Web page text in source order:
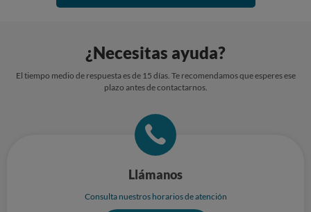
¿Necesitas ayuda?
El tiempo medio de respuesta es de 15 días. Te recomendamos que esperes ese
plazo antes de contactarnos.
Llámanos
Consulta nuestros horarios de atención